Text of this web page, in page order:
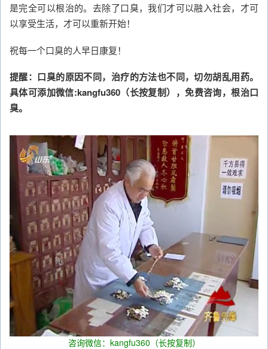
是完全可以根治的。去除了口臭，我们才可以融入社会，才可
以享受生活，才可以重新开始！
祝每一个口臭的人早日康复！
提醒：口臭的原因不同，治疗的方法也不同，切勿胡乱用药。
具体可添加微信:kangfu360（长按复制），免费咨询，根治口
臭。
咨询微信：kangfu360（长按复制）